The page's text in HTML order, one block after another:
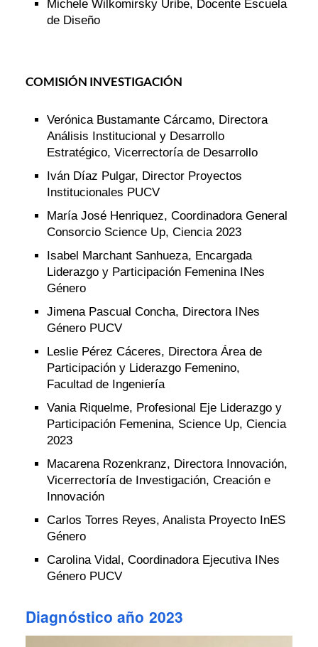
Michele Wilkomirsky Uribe, Docente Escuela
de Diseño
COMISIÓN INVESTIGACIÓN
Verónica Bustamante Cárcamo, Directora
Análisis Institucional y Desarrollo
Estratégico, Vicerrectoría de Desarrollo
Iván Díaz Pulgar, Director Proyectos
Institucionales PUCV
María José Henriquez, Coordinadora General
Consorcio Science Up, Ciencia 2023
Isabel Marchant Sanhueza, Encargada
Liderazgo y Participación Femenina INes
Género
Jimena Pascual Concha, Directora INes
Género PUCV
Leslie Pérez Cáceres, Directora Área de
Participación y Liderazgo Femenino,
Facultad de Ingeniería
Vania Riquelme, Profesional Eje Liderazgo y
Participación Femenina, Science Up, Ciencia
2023
Macarena Rozenkranz, Directora Innovación,
Vicerrectoría de Investigación, Creación e
Innovación
Carlos Torres Reyes, Analista Proyecto InES
Género
Carolina Vidal, Coordinadora Ejecutiva INes
Género PUCV
Diagnóstico año 2023